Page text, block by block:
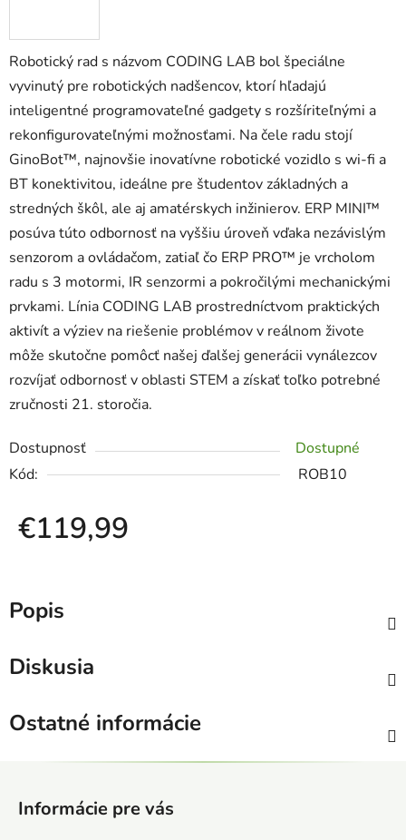
Robotický rad s názvom CODING LAB bol špeciálne
vyvinutý pre robotických nadšencov, ktorí hľadajú
inteligentné programovateľné gadgety s rozšíriteľnými a
rekonfigurovateľnými možnosťami. Na čele radu stojí
GinoBot™, najnovšie inovatívne robotické vozidlo s wi-fi a
BT konektivitou, ideálne pre študentov základných a
stredných škôl, ale aj amatérskych inžinierov. ERP MINI™
posúva túto odbornosť na vyššiu úroveň vďaka nezávislým
senzorom a ovládačom, zatiaľ čo ERP PRO™ je vrcholom
radu s 3 motormi, IR senzormi a pokročilými mechanickými
prvkami. Línia CODING LAB prostredníctvom praktických
aktivít a výziev na riešenie problémov v reálnom živote
môže skutočne pomôcť našej ďalšej generácii vynálezcov
rozvíjať odbornosť v oblasti STEM a získať toľko potrebné
zručnosti 21. storočia.
Dostupnosť
Dostupné
Kód:
ROB10
€119,99
Popis
Diskusia
Ostatné informácie
Informácie pre vás